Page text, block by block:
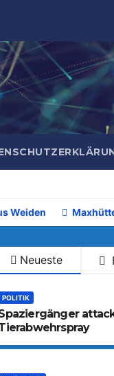
Weiden
Neueste
POLITIK